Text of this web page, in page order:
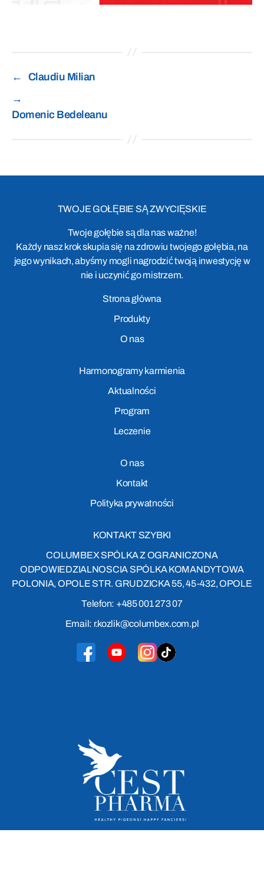
←
Claudiu Milian
→
Domenic Bedeleanu
TWOJE GOŁĘBIE SĄ ZWYCIĘSKIE
Twoje gołębie są dla nas ważne!
Każdy nasz krok skupia się na zdrowiu twojego gołębia, na
jego wynikach, abyśmy mogli nagrodzić twoją inwestycję w
nie i uczynić go mistrzem.
Strona główna
Produkty
O nas
Harmonogramy karmienia
Aktualności
Program
Leczenie
O nas
Kontakt
Polityka prywatności
KONTAKT SZYBKI
COLUMBEX SPÓLKA Z OGRANICZONA
ODPOWIEDZIALNOSCIA SPÓLKA KOMANDYTOWA
POLONIA, OPOLE STR. GRUDZICKA 55, 45-432, OPOLE
Telefon: +485 001 273 07
Email: r.kozlik@columbex.com.pl